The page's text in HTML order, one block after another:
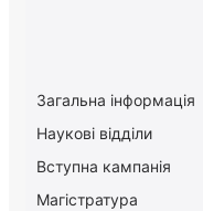
Загальна інформація
Наукові відділи
Вступна кампанія
Магістратура